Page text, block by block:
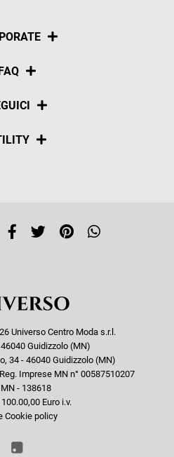
siamo
Social
ricerche
Universo Centro Moda s.r.l.
Guidizzolo (MN)
34 - 46040 Guidizzolo (MN)
Imprese MN n° 00587510207
MN - 138618
Euro i.v.
Cookie policy